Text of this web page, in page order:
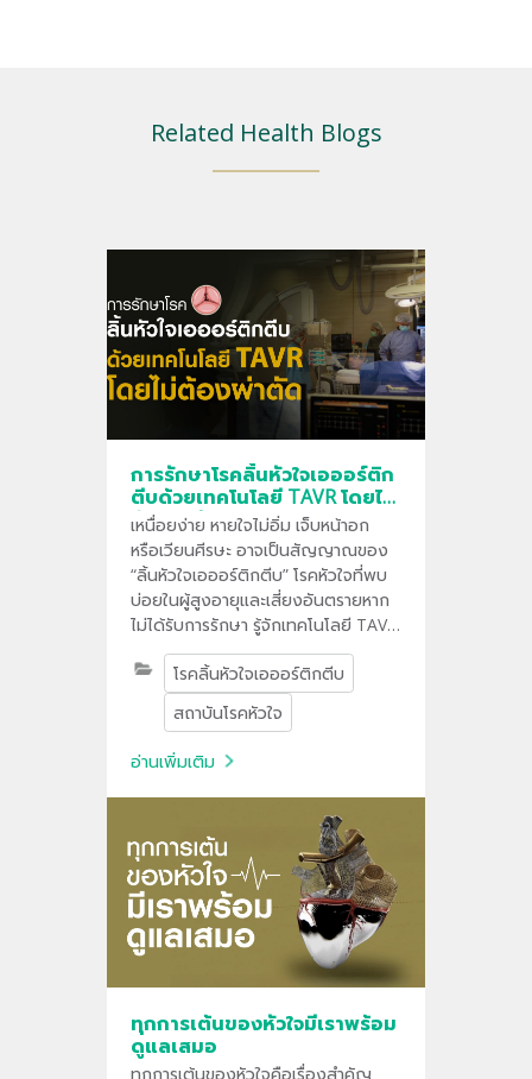
Related Health Blogs
การรักษาโรคลิ้นหัวใจเอออร์ติก
ตีบด้วยเทคโนโลยี TAVR โดยไม่
ต้องผ่าตัด
เหนื่อยง่าย หายใจไม่อิ่ม เจ็บหน้าอก
หรือเวียนศีรษะ อาจเป็นสัญญาณของ
“ลิ้นหัวใจเอออร์ติกตีบ” โรคหัวใจที่พบ
บ่อยในผู้สูงอายุและเสี่ยงอันตรายหาก
ไม่ได้รับการรักษา รู้จักเทคโนโลยี TAVR
(Transcatheter Aortic Valve
Replacement) การเปลี่ยนลิ้นหัวใจผ่าน
สายสวนโดยไม่ต้องผ่าตัดเปิดหน้าอก
ช่วยลดภาวะแทรกซ้อน แผลเล็ก ฟื้นตัว
เร็ว และกลับมาใช้ชีวิตได้ไว ภายใต้การ
ดูแลโดยทีมแพทย์โรคหัวใจเฉพาะทาง
และมาตรฐานการรักษาระดับสากล
โรคลิ้นหัวใจเอออร์ติกตีบ
สถาบันโรคหัวใจ
อ่านเพิ่มเติม
ทุกการเต้นของหัวใจมีเราพร้อม
ดูแลเสมอ
ทุกการเต้นของหัวใจคือเรื่องสำคัญ